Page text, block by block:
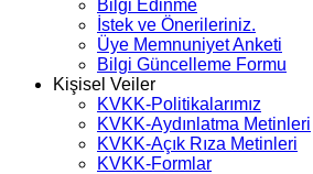
Bilgi Edinme
İstek ve Önerileriniz.
Üye Memnuniyet Anketi
Bilgi Güncelleme Formu
Kişisel Veiler
KVKK-Politikalarımız
KVKK-Aydınlatma Metinleri
KVKK-Açık Rıza Metinleri
KVKK-Formlar